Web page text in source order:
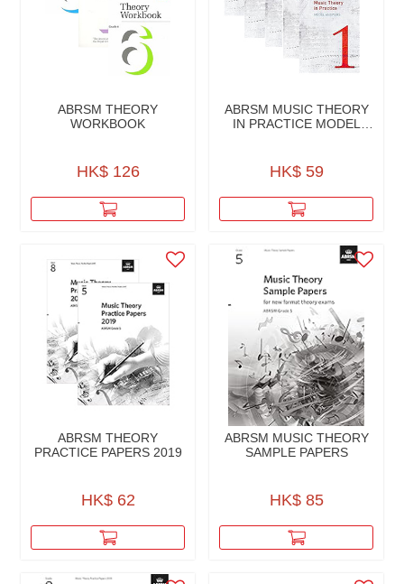
ABRSM THEORY
WORKBOOK
HK$ 126
ABRSM MUSIC THEORY
IN PRACTICE MODEL
HK$ 59
ABRSM THEORY
PRACTICE PAPERS 2019
HK$ 62
ABRSM MUSIC THEORY
SAMPLE PAPERS
HK$ 85